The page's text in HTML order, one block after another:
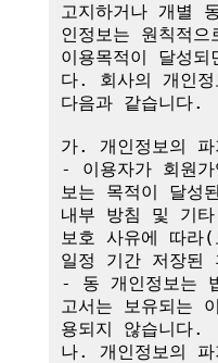
고지하거나 개별
인정보는 원칙적
이용목적이 달성
다. 회사의 개인
다음과 같습니다.
가. 개인정보의 파
- 이용자가 회원
보는 목적이 달성
내부 방침 및 기
보호 사유에 따라
일정 기간 저장된
- 동 개인정보는
고서는 보유되는
용되지 않습니다.
나. 개인정보의 파